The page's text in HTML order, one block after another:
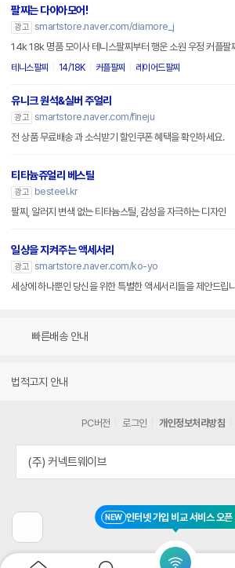
NEW 인터넷 가입 비교 서비스 오픈
팔찌는 다이아모어!
광고 smartstore.naver.com/diamore_j
14k 18k 명품 모이사 테니스팔찌부터 행운 소원 우정 커플팔
테니스팔찌 14/18K 커플팔찌 레이어드팔찌
유니크 원석&실버 주얼리
광고 smartstore.naver.com/fineju
전 상품 무료배송 과 소식받기 할인쿠폰 혜택을 확인하세요.
티타늄쥬얼리 베스틸
광고
besteel.kr
팔찌, 알러지 변색 없는 티타늄스틸, 감성을 자극하는 디자인
일상을 지켜주는 액세서리
광고 smartstore.naver.com/ko-yo
세상에 하나뿐인 당신을 위한 특별한 액세서리들을 제안드립
빠른배송 안내
법적고지 안내
전
페
이
PC버전 로그인 개인정보처리방침
(주) 커넥트웨이브